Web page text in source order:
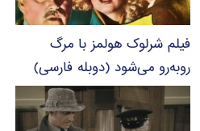
فیلم شرلوک هولمز با مرگ
روبه‌رو می‌شود (دوبله فارسی)